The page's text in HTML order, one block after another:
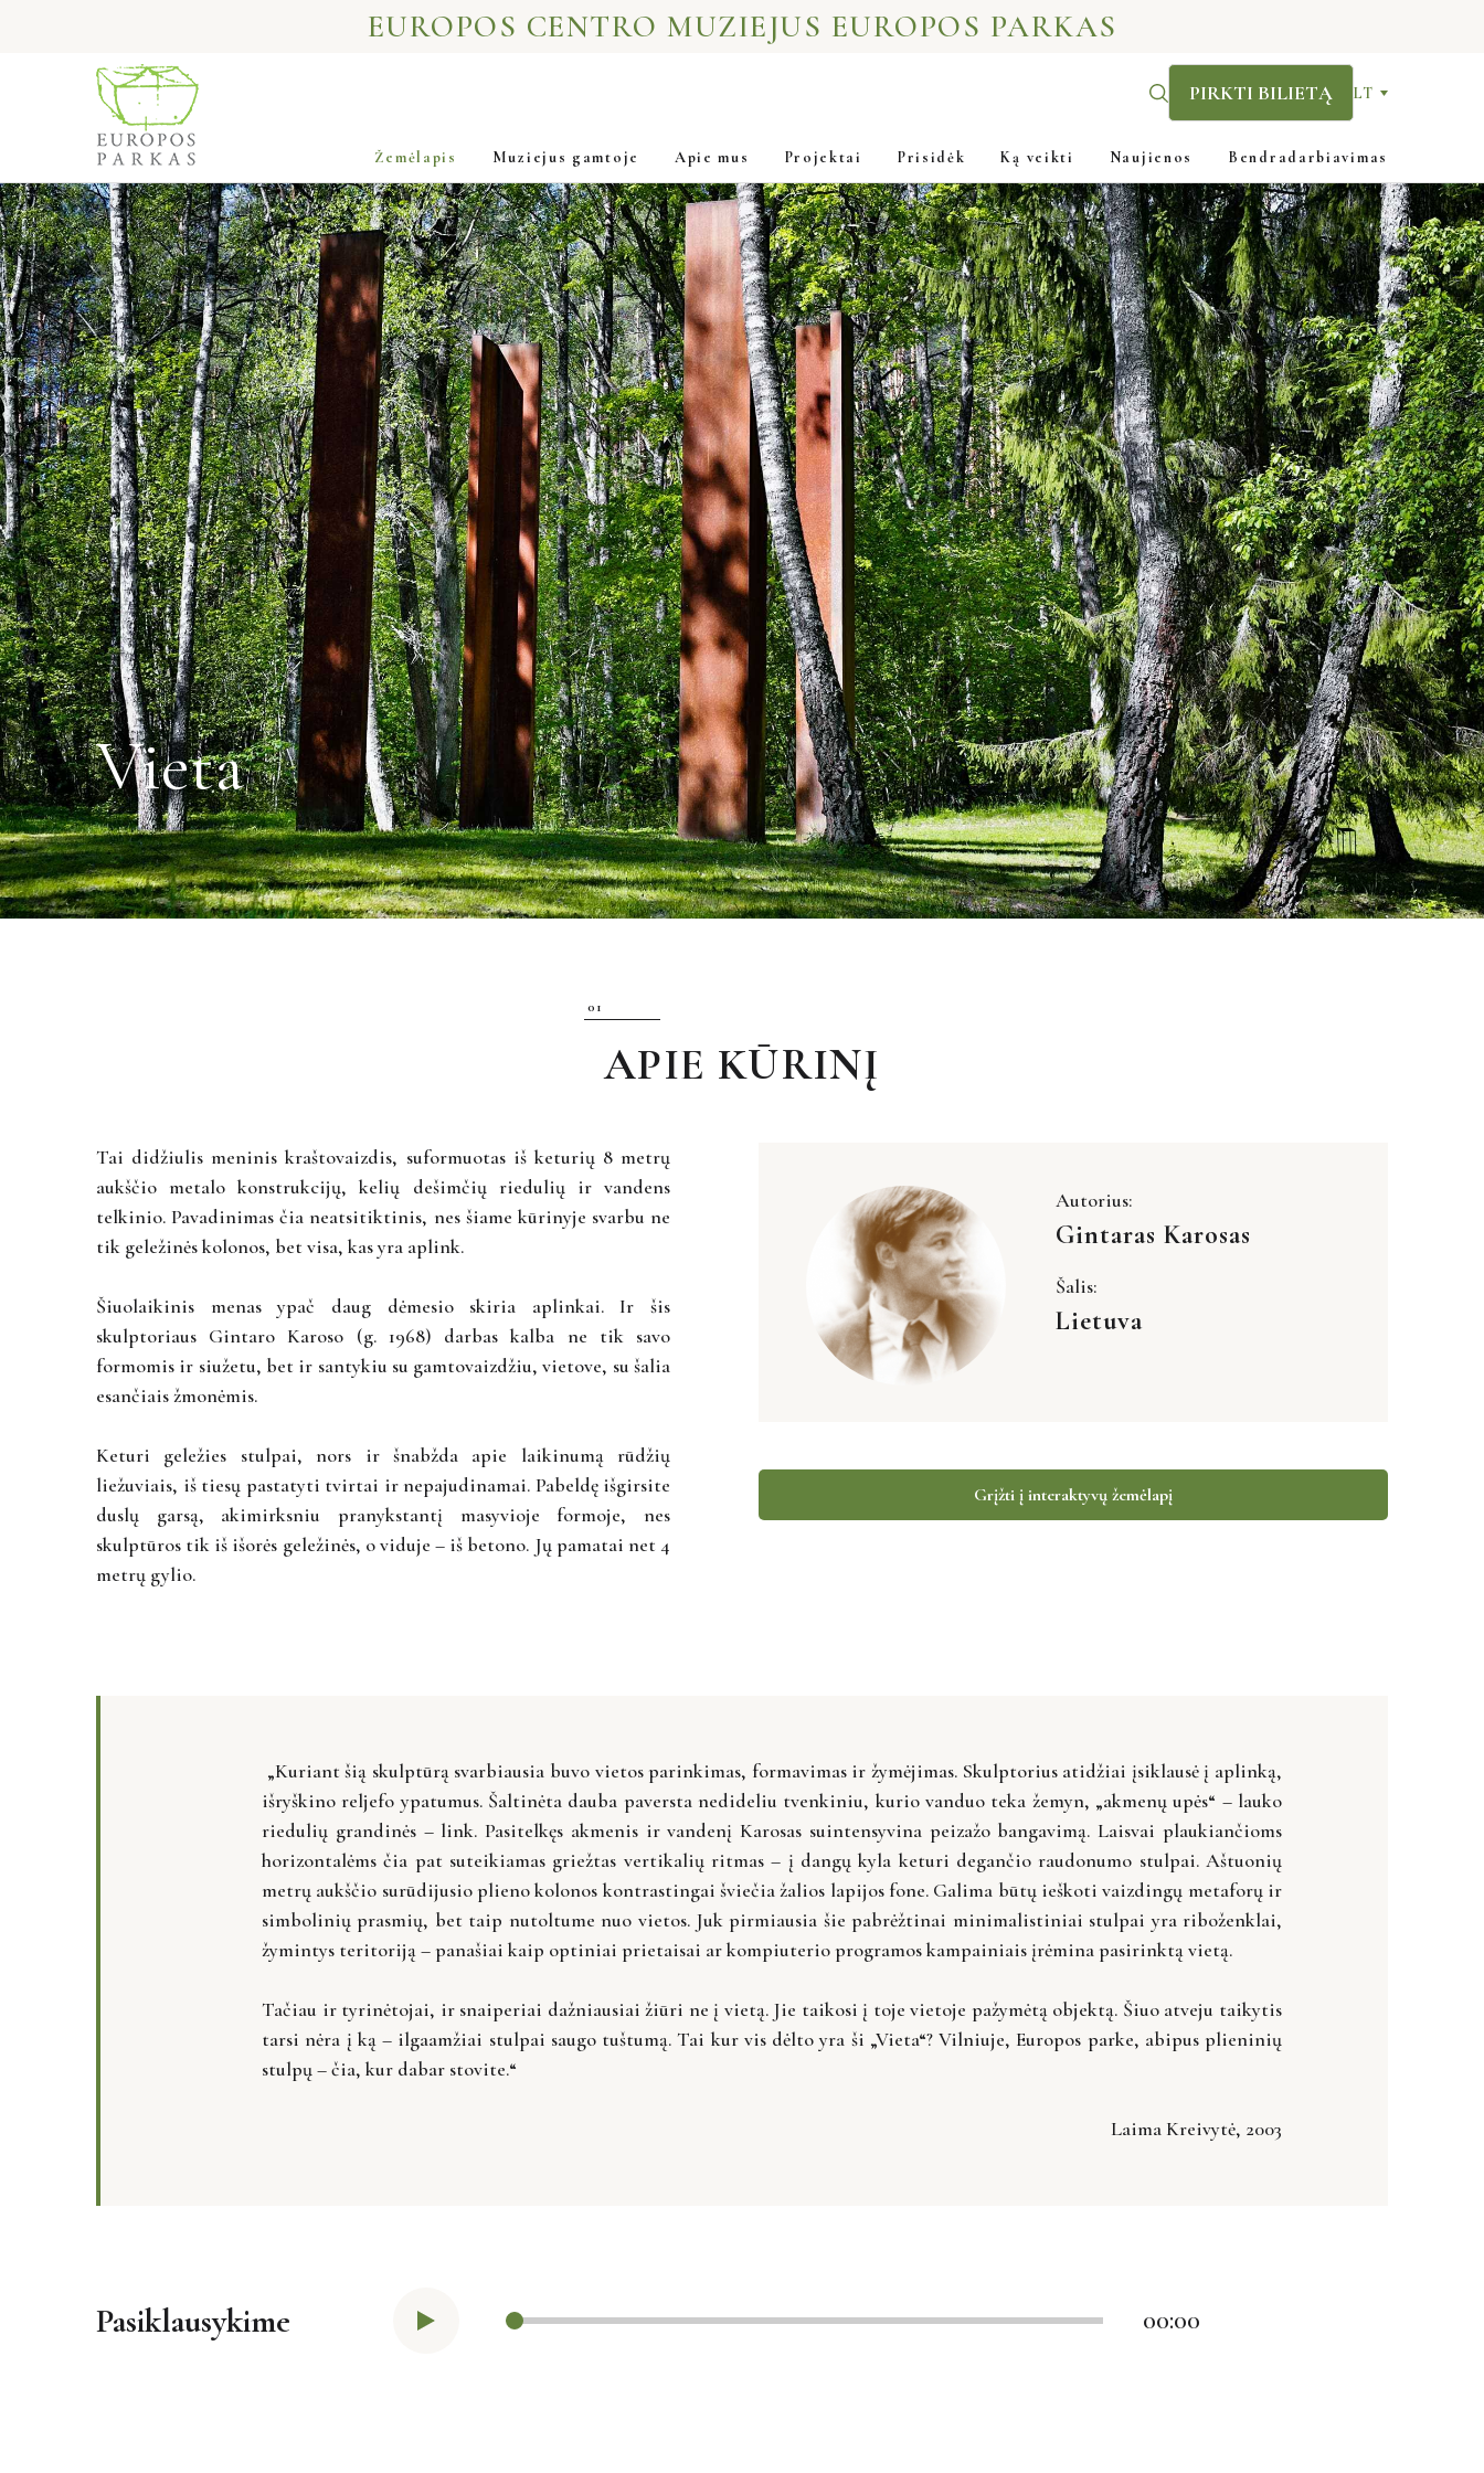
EUROPOS CENTRO MUZIEJUS EUROPOS PARKAS
PIRKTI BILIETĄ LT
Žemėlapis Muziejus gamtoje Apie mus Projektai Prisidėk Ką veikti Naujienos Bendradarbiavimas
Vieta
APIE KŪRINĮ
Tai didžiulis meninis kraštovaizdis, suformuotas iš keturių 8 metrų
aukščio metalo konstrukcijų, kelių dešimčių riedulių ir vandens
telkinio. Pavadinimas čia neatsitiktinis, nes šiame kūrinyje svarbu ne
tik geležinės kolonos, bet visa, kas yra aplink.
Šiuolaikinis menas ypač daug dėmesio skiria aplinkai. Ir šis
skulptoriaus Gintaro Karoso (g. 1968) darbas kalba ne tik savo
formomis ir siužetu, bet ir santykiu su gamtovaizdžiu, vietove, su šalia
esančiais žmonėmis.
Keturi geležies stulpai, nors ir šnabžda apie laikinumą rūdžių
liežuviais, iš tiesų pastatyti tvirtai ir nepajudinamai. Pabeldę išgirsite
duslų garsą, akimirksniu pranykstantį masyvioje formoje, nes
skulptūros tik iš išorės geležinės, o viduje – iš betono. Jų pamatai net 4
metrų gylio.
Autorius:
Gintaras Karosas
Šalis:
Lietuva
Grįžti į interaktyvų žemėlapį
„Kuriant šią skulptūrą svarbiausia buvo vietos parinkimas, formavimas ir žymėjimas. Skulptorius atidžiai įsiklausė į aplinką,
išryškino reljefo ypatumus. Šaltinėta dauba paversta nedideliu tvenkiniu, kurio vanduo teka žemyn, „akmenų upės“ – lauko
riedulių grandinės – link. Pasitelkęs akmenis ir vandenį Karosas suintensyvina peizažo bangavimą. Laisvai plaukiančioms
horizontalėms čia pat suteikiamas griežtas vertikalių ritmas – į dangų kyla keturi degančio raudonumo stulpai. Aštuonių
metrų aukščio surūdijusio plieno kolonos kontrastingai šviečia žalios lapijos fone. Galima būtų ieškoti vaizdingų metaforų ir
simbolinių prasmių, bet taip nutoltume nuo vietos. Juk pirmiausia šie pabrėžtinai minimalistiniai stulpai yra riboženklai,
žymintys teritoriją – panašiai kaip optiniai prietaisai ar kompiuterio programos kampainiais įrėmina pasirinktą vietą.
Tačiau ir tyrinėtojai, ir snaiperiai dažniausiai žiūri ne į vietą. Jie taikosi į toje vietoje pažymėtą objektą. Šiuo atveju taikytis
tarsi nėra į ką – ilgaamžiai stulpai saugo tuštumą. Tai kur vis dėlto yra ši „Vieta“? Vilniuje, Europos parke, abipus plieninių
stulpų – čia, kur dabar stovite.“
Laima Kreivytė, 2003
Pasiklausykime 00:00